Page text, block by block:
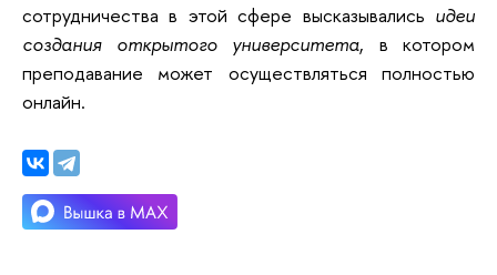
сотрудничества в этой сфере высказывались идеи
создания открытого университета, в котором
преподавание может осуществляться полностью
онлайн.